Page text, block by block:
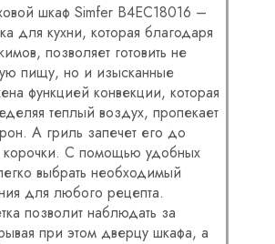
шкаф Simfer B4EC18016 –
для кухни, которая благодаря
позволяет готовить не
пищу, но и изысканные
функцией конвекции, которая
теплый воздух, пропекает
А гриль запечет его до
корочки. С помощью удобных
выбрать необходимый
для любого рецепта.
позволит наблюдать за
при этом дверцу шкафа, а